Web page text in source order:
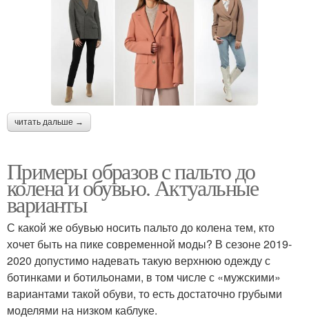
читать дальше →
Примеры образов с пальто до
колена и обувью. Актуальные
варианты
С какой же обувью носить пальто до колена тем, кто
хочет быть на пике современной моды? В сезоне 2019-
2020 допустимо надевать такую верхнюю одежду с
ботинками и ботильонами, в том числе с «мужскими»
вариантами такой обуви, то есть достаточно грубыми
моделями на низком каблуке.